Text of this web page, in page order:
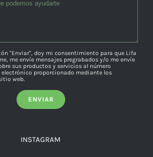
"Enviar", doy mi consentimiento para que Lifa
me envíe mensajes pregrabados y/o me envíe
sus productos y servicios al número
proporcionado mediante los
web.
INSTAGRAM